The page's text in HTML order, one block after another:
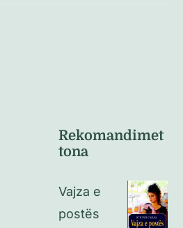
Politikat e kthimeve
Politikat e privatësisë
Rekomandimet
tona
Vajza e
postës